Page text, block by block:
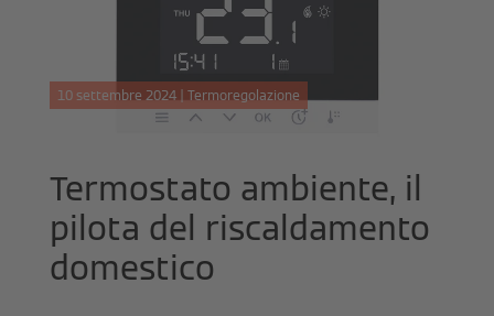
10 settembre 2024 | Termoregolazione
Termostato ambiente, il
pilota del riscaldamento
domestico